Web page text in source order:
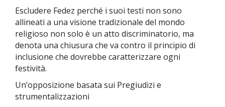
Escludere Fedez perché i suoi testi non sono
allineati a una visione tradizionale del mondo
religioso non solo è un atto discriminatorio, ma
denota una chiusura che va contro il principio di
inclusione che dovrebbe caratterizzare ogni
festività.
Un’opposizione basata sui Pregiudizi e
strumentalizzazioni